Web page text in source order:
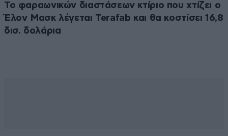
Το φαραωνικών διαστάσεων κτίριο που χτίζει ο
Έλον Μασκ λέγεται Terafab και θα κοστίσει 16,8
δισ. δολάρια